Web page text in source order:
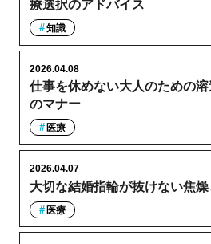
療選択のアドバイス
知識
仕事を休めない大人のための
のマナー
2026.04.08
医療
大切な結婚指輪が抜けない焦
2026.04.07
医療